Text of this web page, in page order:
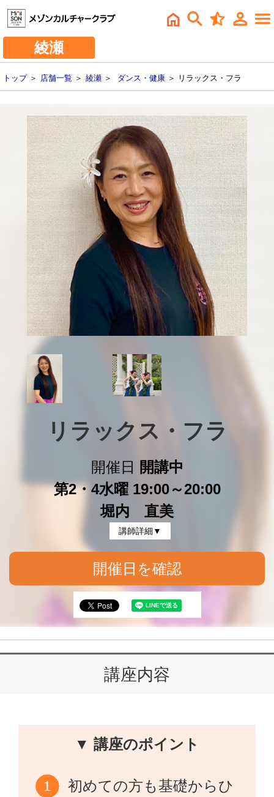
綾瀬
トップ＞ 店舗一覧 ＞ 綾瀬 ＞ ダンス・健康 ＞ リラックス・フラ
リラックス・フラ
開催日
開講中
第2・4水曜 19:00～20:00
堀内 直美
講師詳細▼
開催日を確認
講座内容
▼ 講座のポイント
初めての方も基礎からひ